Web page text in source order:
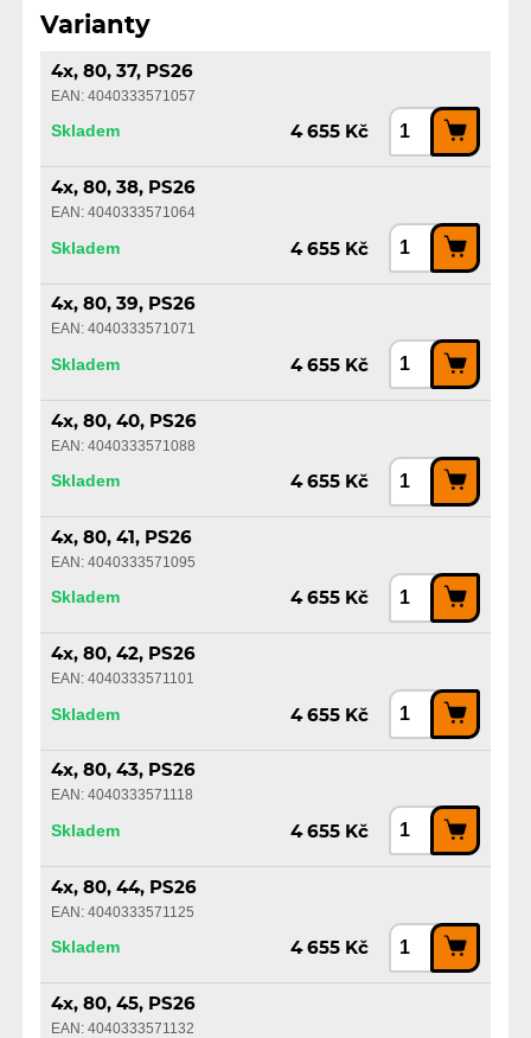
Varianty
4x, 80, 37, PS26
EAN: 4040333571057
Skladem 4 655 Kč
4x, 80, 38, PS26
EAN: 4040333571064
Skladem 4 655 Kč
4x, 80, 39, PS26
EAN: 4040333571071
Skladem 4 655 Kč
4x, 80, 40, PS26
EAN: 4040333571088
Skladem 4 655 Kč
4x, 80, 41, PS26
EAN: 4040333571095
Skladem 4 655 Kč
4x, 80, 42, PS26
EAN: 4040333571101
Skladem 4 655 Kč
4x, 80, 43, PS26
EAN: 4040333571118
Skladem 4 655 Kč
4x, 80, 44, PS26
EAN: 4040333571125
Skladem 4 655 Kč
4x, 80, 45, PS26
EAN: 4040333571132